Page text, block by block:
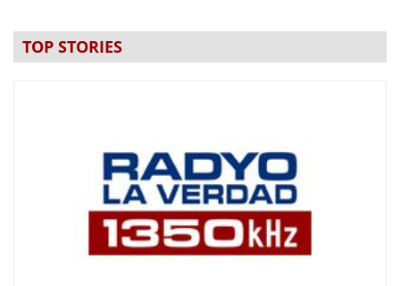
TOP STORIES